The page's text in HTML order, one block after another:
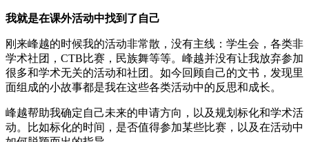
我就是在课外活动中找到了自己
刚来峰越的时候我的活动非常散，没有主线：学生会，各类非
学术社团，CTB比赛，民族舞等等。峰越并没有让我放弃参加
很多和学术无关的活动和社团。如今回顾自己的文书，发现里
面组成的小故事都是我在这些各类活动中的反思和成长。
峰越帮助我确定自己未来的申请方向，以及规划标化和学术活
动。比如标化的时间，是否值得参加某些比赛，以及在活动中